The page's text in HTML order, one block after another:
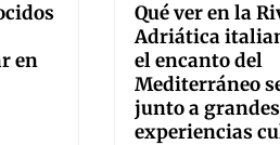
en
Qué ver en la
Adriática
el encanto del
Mediterráneo
junto a grandes
experiencias